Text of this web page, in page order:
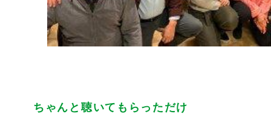
ちゃんと聴いてもらっただけ